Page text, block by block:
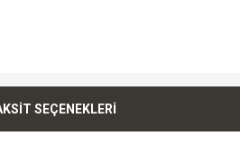
SEÇENEKLERİ